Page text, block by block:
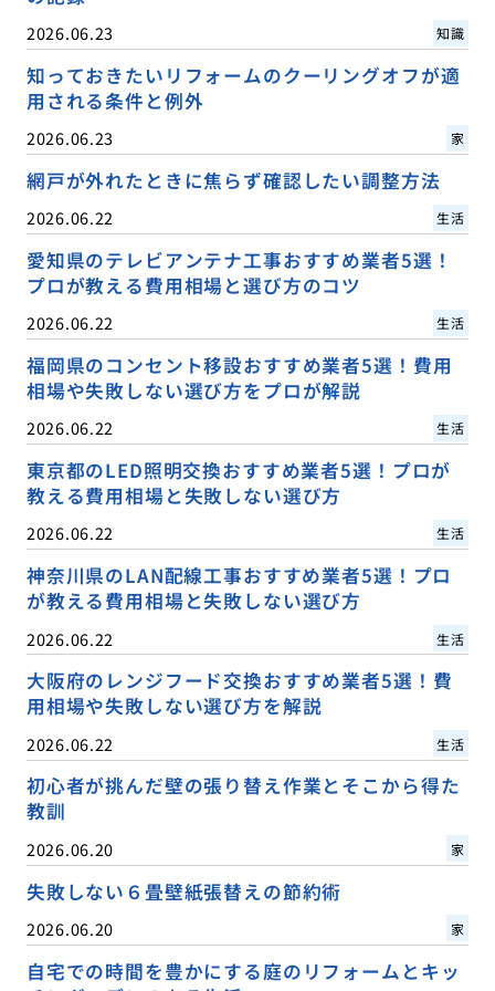
2026.06.23 知識
知っておきたいリフォームのクーリングオフが適
用される条件と例外
2026.06.23 家
網戸が外れたときに焦らず確認したい調整方法
2026.06.22 生活
愛知県のテレビアンテナ工事おすすめ業者5選！
プロが教える費用相場と選び方のコツ
2026.06.22 生活
福岡県のコンセント移設おすすめ業者5選！費用
相場や失敗しない選び方をプロが解説
2026.06.22 生活
東京都のLED照明交換おすすめ業者5選！プロが
教える費用相場と失敗しない選び方
2026.06.22 生活
神奈川県のLAN配線工事おすすめ業者5選！プロ
が教える費用相場と失敗しない選び方
2026.06.22 生活
大阪府のレンジフード交換おすすめ業者5選！費
用相場や失敗しない選び方を解説
2026.06.22 生活
初心者が挑んだ壁の張り替え作業とそこから得た
教訓
2026.06.20 家
失敗しない６畳壁紙張替えの節約術
2026.06.20 家
自宅での時間を豊かにする庭のリフォームとキッ